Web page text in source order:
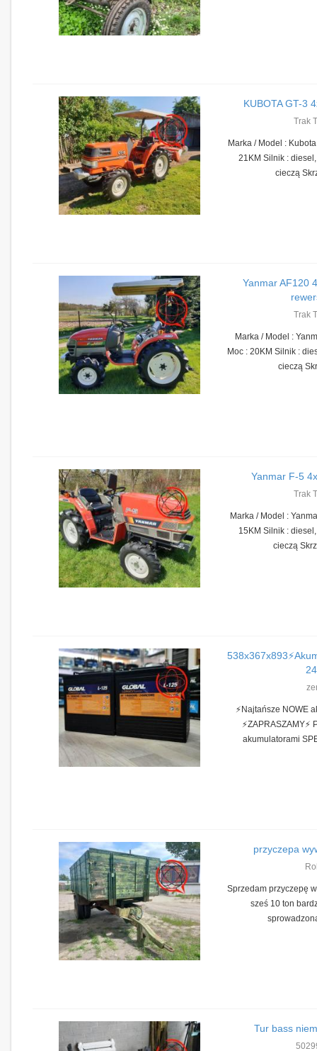
KUBOTA GT-3
Trak
Marka / Model :
21KM Silnik :
cieczą
Yanmar AF120
Trak
Marka / Model :
Moc : 20KM Silnik :
cieczą
Yanmar F-5
Trak
Marka / Model :
15KM Silnik :
cieczą
⚡️Najtańsze NOWE
akumulatorami
przyczepa
Sprzedam przyczepę
sześ 10 ton
Tur bass